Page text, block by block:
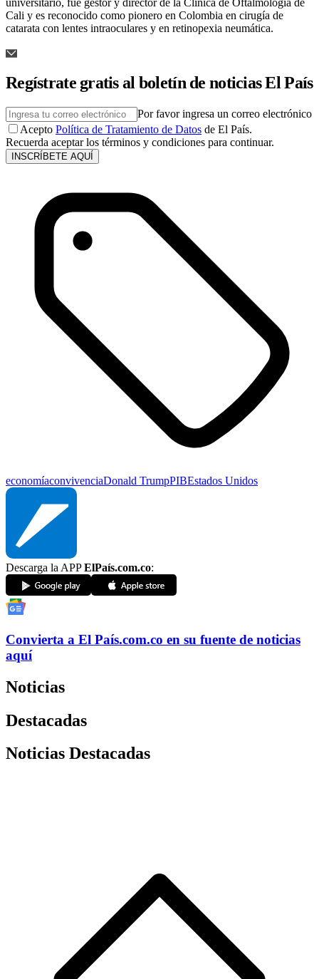
Cali y es reconocido como pionero en Colombia en cirugía de
catarata con lentes intraoculares y en retinopexia neumática.
Regístrate gratis al boletín de noticias El País
Por favor ingresa un correo electrónico
Acepto Política de Tratamiento de Datos de El País.
Recuerda aceptar los términos y condiciones para continuar.
INSCRÍBETE AQUÍ
economíaconvivenciaDonald TrumpPIBEstados Unidos
Descarga la APPElPaís.com.co:
Convierta a El País.com.co en su fuente de noticias
aquí
Noticias
Destacadas
Noticias Destacadas